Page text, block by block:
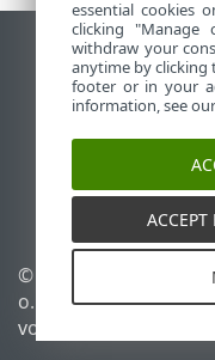
Desktop-Site
End of Life
ESET
ESET-Forum
ESET Status
Regionaler
© 1992 - 2026 ESET,
o. - Alle Rechte
vorbehalten.
essential cookies
clicking
withdraw your
anytime by clicking
footer or in your
information, see our